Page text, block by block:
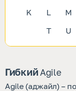
K
L M
T
U
Гибкий Agile
Agile (аджайл) –